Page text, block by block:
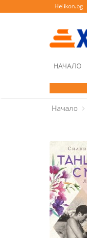
Helikon.bg
НАЧАЛО
Начало